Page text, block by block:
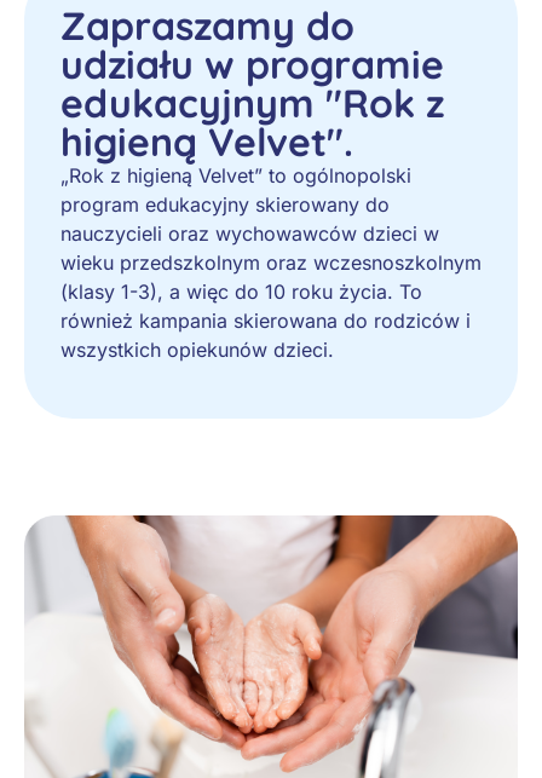
Zapraszamy do
udziału w programie
edukacyjnym "Rok z
higieną Velvet".
„Rok z higieną Velvet” to ogólnopolski
program edukacyjny skierowany do
nauczycieli oraz wychowawców dzieci w
wieku przedszkolnym oraz wczesnoszkolnym
(klasy 1-3), a więc do 10 roku życia. To
również kampania skierowana do rodziców i
wszystkich opiekunów dzieci.